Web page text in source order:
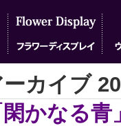
フラワーディスプレイ ウェ
ーカイブ
閑かなる